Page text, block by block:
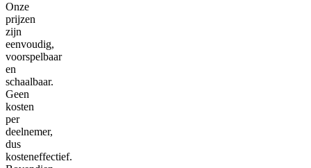
Onze
prijzen
zijn
eenvoudig,
voorspelbaar
en
schaalbaar.
Geen
kosten
per
deelnemer,
dus
kosteneffectief.